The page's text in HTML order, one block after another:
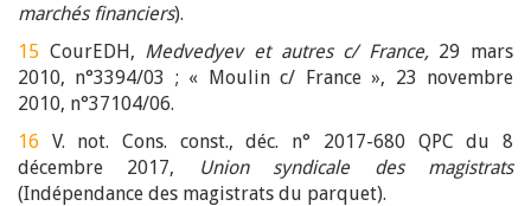
marchés financiers).
15 CourEDH, Medvedyev et autres c/ France,29 mars
2010, n°3394/03 ; « Moulin c/ France », 23 novembre
2010, n°37104/06.
16 V. not. Cons. const., déc. n° 2017-680 QPC du 8
décembre 2017,
Union syndicale des magistrats
(Indépendance des magistrats du parquet).